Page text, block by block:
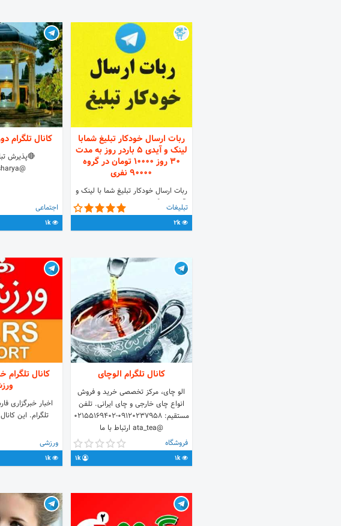
ربات ارسال خودکار تبلیغ شمابا
لینک و آیدی 5 باردر روز به مدت
30 روز ۱۰۰۰۰ تومان در گروه
90000 نفری
ربات ارسال خودکار تبلیغ شما با لینک و
آیدی در گروه با بیش از 90000 عضو ،
تبلیغ تا 30 روز 5بار در روز فقط ۱۰۰۰۰
صورت خودکار به مدت 30 روز در گروه
(تبلیغ رایگان) ارسال شود پس با این
قابلیت دیگر نیازی نیست هر روز
تبلیغتان را به صورت دستی در گروه
اضافه کنید ❗️ ✴️ این قابلیت در چندین
روز تاثیر بسیار خوبی در دیده شدن تبلیغ
شما دارد.
تبلیغات
2k
کانال تلگرام
🔴پذیرش
@Kourosharya
اجتماعی
1k
کانال تلگرام الوچای
الو چای، مرکز تخصصی خرید و فروش
انواع چای خارجی و چای ایرانی. تلفن
مستقیم: 09120237958-02155169402
@ata_tea ارتباط با ما
www.atatea.com
فروشگاه
1k
1k
کانال تلگرام
اخبار خبرگزاری
تلگرام. این
ورزشی
1k